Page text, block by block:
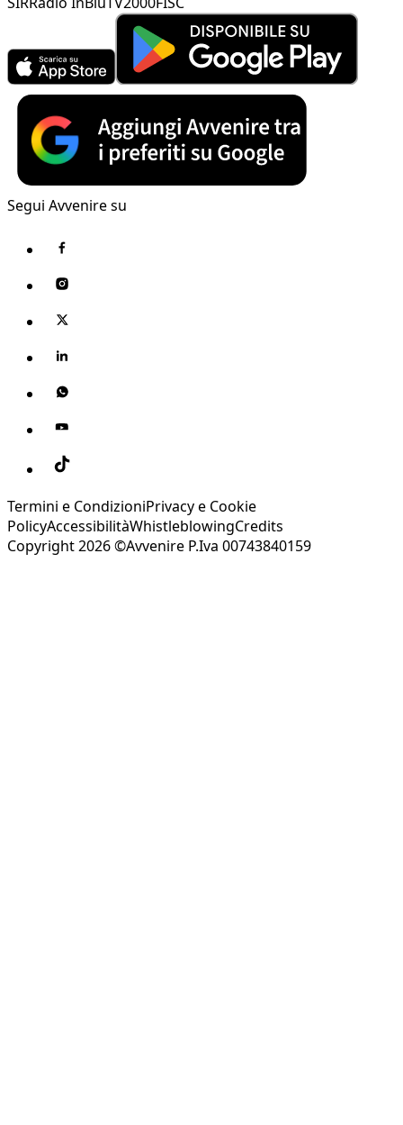
Segui Avvenire su
Termini e CondizioniPrivacy e Cookie
PolicyAccessibilitàWhistleblowingCredits
Copyright 2026 ©Avvenire P.Iva 00743840159